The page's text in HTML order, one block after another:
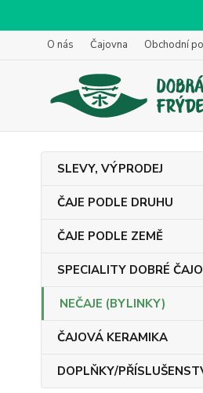
O nás Čajovna Obchodní
SLEVY, VÝPRODEJ
ČAJE PODLE DRUHU
ČAJE PODLE ZEMĚ
SPECIALITY DOBRÉ
NEČAJE (BYLINKY)
ČAJOVÁ KERAMIKA
DOPLŇKY/